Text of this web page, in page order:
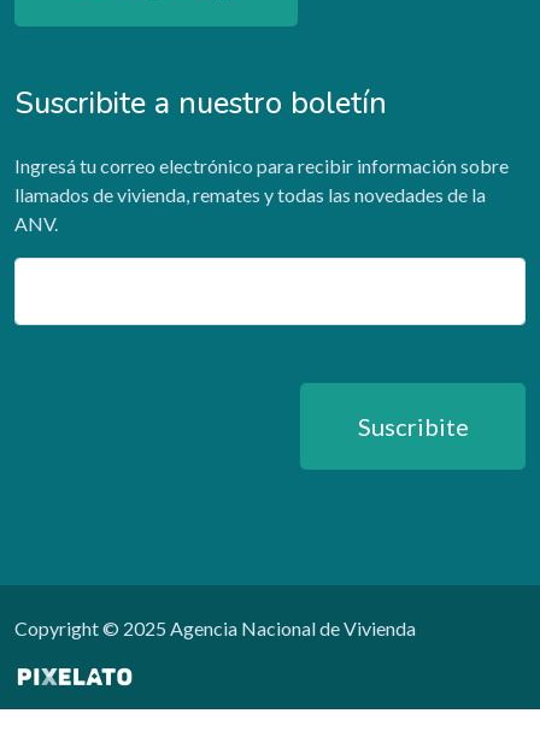
Suscribite a nuestro boletín
Ingresá tu correo electrónico para recibir información sobre
llamados de vivienda, remates y todas las novedades de la
ANV.
Email
Suscribite
Copyright © 2025 Agencia Nacional de Vivienda